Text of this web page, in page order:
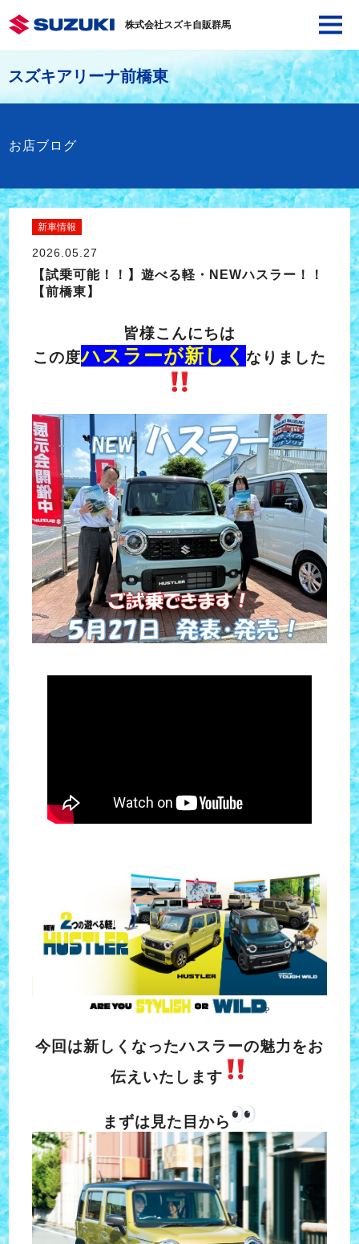
株式会社スズキ自販群馬
スズキアリーナ前橋東
お店ブログ
新車情報
2026.05.27
【試乗可能！！】遊べる軽・NEWハスラー！！
【前橋東】
皆様こんにちは
この度ハスラーが新しく なりました
今回は新しくなったハスラーの魅力をお
伝えいたします
まずは見た目から